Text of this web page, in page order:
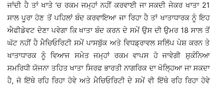
ਜਾਂਦੀ ਹੈ ਤਾਂ ਖਾਤੇ ‘ਚ ਰਕਮ ਜਮ੍ਹਾਂ ਨਹੀਂ ਕਰਵਾਈ ਜਾ ਸਕਦੀ ਜੇਕਰ ਖਾਤਾ 21
ਸਾਲ ਪੂਰਾ ਹੋਣ ਤੋਂ ਪਹਿਲਾਂ ਬੰਦ ਕਰਵਾਇਆ ਜਾ ਰਿਹਾ ਹੈ ਤਾਂ ਖਾਤਾਧਾਰਕ ਨੂੰ ਇਹ
ਐਫੀਡੇਵਟ ਦੇਣਾ ਪਵੇਗਾ ਕਿ ਖਾਤਾ ਬੰਦ ਕਰਨ ਦੇ ਸਮੇਂ ਉਸ ਦੀ ਉਮਰ 18 ਸਾਲ ਤੋਂ
ਘੱਟ ਨਹੀਂ ਹੈ ਮੈਚਿਓਰਿਟੀ ਸਮੇਂ ਪਾਸਬੁੱਕ ਅਤੇ ਵਿਧਡ੍ਰਾਵਲ ਸਲਿੱਪ ਪੇਸ਼ ਕਰਨ ਤੇ
ਖਾਤਾਧਾਰਕ ਨੂੰ ਵਿਆਜ ਸਮੇਤ ਜਮ੍ਹਾਂ ਰਕਮ ਵਾਪਸ ਹੋ ਜਾਵੇਗੀ ਸੁਕੰਨਿਆ
ਸਮਰਿਧੀ ਯੋਜਨਾ ਤਹਿਤ ਖਾਤਾ ਸਿਰਫ ਭਾਰਤੀ ਨਾਗਰਿਕ ਦਾ ਖੋਲ੍ਹਿਆ ਜਾ ਸਕਦਾ
ਹੈ, ਜੋ ਇੱਥੇ ਰਹਿ ਰਿਹਾ ਹੋਵੇ ਅਤੇ ਮੈਚਿਓਰਿਟੀ ਦੇ ਸਮੇਂ ਵੀ ਇੱਥੇ ਰਹਿ ਰਿਹਾ ਹੋਵੇ